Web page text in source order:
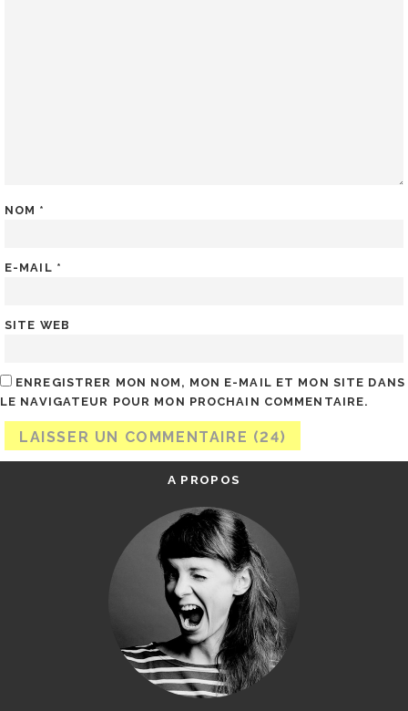
NOM *
E-MAIL *
SITE WEB
ENREGISTRER MON NOM, MON E-MAIL ET MON SITE DANS
LE NAVIGATEUR POUR MON PROCHAIN COMMENTAIRE.
A PROPOS